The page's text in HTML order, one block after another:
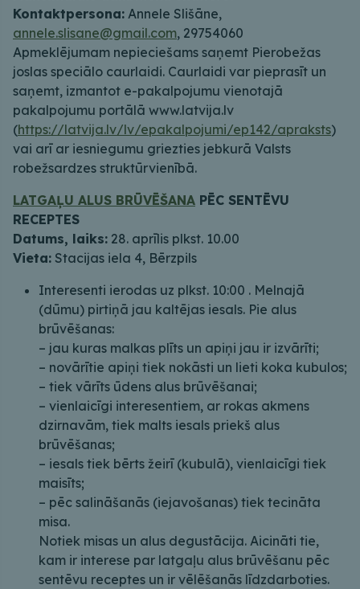
Kontaktpersona: Annele Slišāne,
annele.slisane@gmail.com, 29754060
Apmeklējumam nepieciešams saņemt Pierobežas
joslas speciālo caurlaidi. Caurlaidi var pieprasīt un
saņemt, izmantot e-pakalpojumu vienotajā
pakalpojumu portālā www.latvija.lv
(https://latvija.lv/lv/epakalpojumi/ep142/apraksts)
vai arī ar iesniegumu griezties jebkurā Valsts
robežsardzes struktūrvienībā.
LATGAĻU ALUS BRŪVĒŠANA PĒC SENTĒVU
RECEPTES
Datums, laiks: 28. aprīlis plkst. 10.00
Vieta: Stacijas iela 4, Bērzpils
Interesenti ierodas uz plkst. 10:00 . Melnajā
(dūmu) pirtiņā jau kaltējas iesals. Pie alus
brūvēšanas:
– jau kuras malkas plīts un apiņi jau ir izvārīti;
– novārītie apiņi tiek nokāsti un lieti koka kubulos;
– tiek vārīts ūdens alus brūvēšanai;
– vienlaicīgi interesentiem, ar rokas akmens
dzirnavām, tiek malts iesals priekš alus
brūvēšanas;
– iesals tiek bērts žeirī (kubulā), vienlaicīgi tiek
maisīts;
– pēc salināšanās (iejavošanas) tiek tecināta
misa.
Notiek misas un alus degustācija. Aicināti tie,
kam ir interese par latgaļu alus brūvēšanu pēc
sentēvu receptes un ir vēlēšanās līdzdarboties.